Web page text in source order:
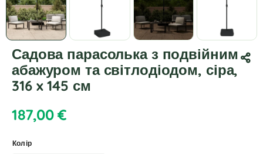
Садова парасолька з подвійним
абажуром та світлодіодом, сіра,
316 x 145 см
187,00€
Колір